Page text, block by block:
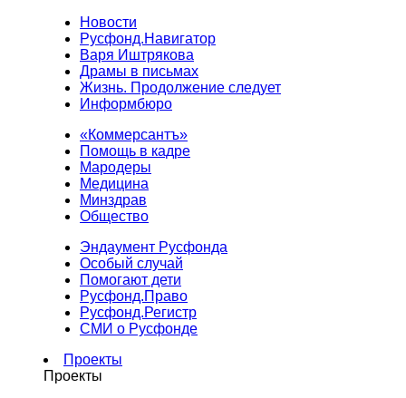
Новости
Русфонд.Навигатор
Варя Иштрякова
Драмы в письмах
Жизнь. Продолжение следует
Информбюро
«Коммерсантъ»
Помощь в кадре
Мародеры
Медицина
Минздрав
Общество
Эндаумент Русфонда
Особый случай
Помогают дети
Русфонд.Право
Русфонд.Регистр
СМИ о Русфонде
Проекты
Проекты